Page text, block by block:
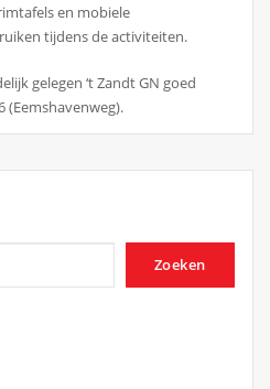
en mobiele
tijdens de activiteiten.
gelegen ‘t Zandt GN goed
(Eemshavenweg).
Zoeken